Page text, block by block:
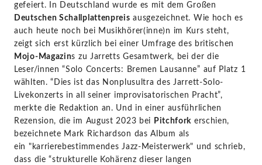
gefeiert. In Deutschland wurde es mit dem Großen
Deutschen Schallplattenpreis ausgezeichnet. Wie hoch es
auch heute noch bei Musikhörer(inne)n im Kurs steht,
zeigt sich erst kürzlich bei einer Umfrage des britischen
Mojo-Magazins zu Jarretts Gesamtwerk, bei der die
Leser/innen “Solo Concerts: Bremen Lausanne” auf Platz 1
wählten. “Dies ist das Nonplusultra des Jarrett-Solo-
Livekonzerts in all seiner improvisatorischen Pracht”,
merkte die Redaktion an. Und in einer ausführlichen
Rezension, die im August 2023 bei
Pitchfork erschien,
bezeichnete Mark Richardson das Album als
ein "karrierebestimmendes Jazz-Meisterwerk" und schrieb,
dass die “strukturelle Kohärenz dieser langen